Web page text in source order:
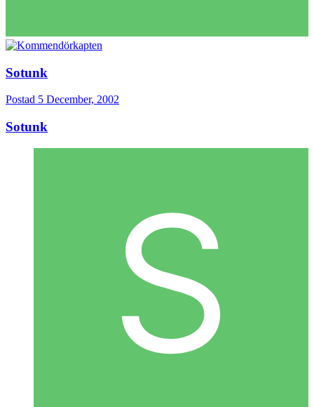
Sotunk
Postad 5 December, 2002
Sotunk